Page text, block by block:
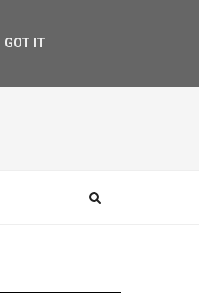
GOT IT